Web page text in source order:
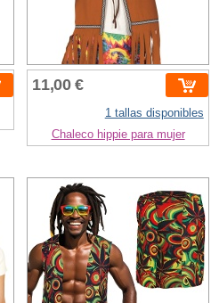
11,00 €
1 tallas disponibles
Chaleco hippie para mujer